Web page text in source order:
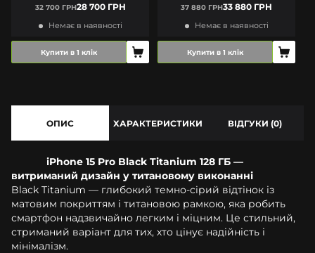
32 700 ГРН28 700 ГРН
Немає в наявності
Купити в 1 клік
37 880 ГРН33 880 ГРН
Немає в наявності
Купити в 1 клік
ОПИС ХАРАКТЕРИСТИКИ ВІДГУКИ (0)
iPhone 15 Pro Black Titanium 128 ГБ —
витриманий дизайн у титановому виконанні
Black Titanium — глибокий темно-сірий відтінок із
матовим покриттям і титановою рамкою, яка робить
смартфон надзвичайно легким і міцним. Це стильний,
стриманий варіант для тих, хто цінує надійність і
мінімалізм.